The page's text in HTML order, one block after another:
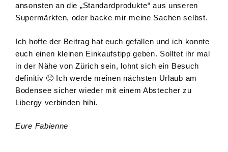
ansonsten an die „Standardprodukte“ aus unseren
Supermärkten, oder backe mir meine Sachen selbst.
Ich hoffe der Beitrag hat euch gefallen und ich konnte
euch einen kleinen Einkaufstipp geben. Solltet ihr mal
in der Nähe von Zürich sein, lohnt sich ein Besuch
definitiv 🙂 Ich werde meinen nächsten Urlaub am
Bodensee sicher wieder mit einem Abstecher zu
Libergy verbinden hihi.
Eure Fabienne